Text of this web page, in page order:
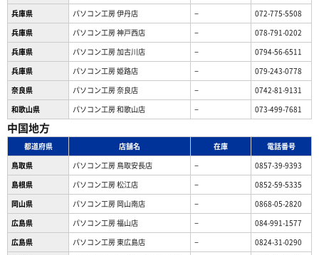
兵庫県
パソコン工房 伊丹店 −
072-775-5508
兵庫県
パソコン工房 神戸西店 −
078-791-0202
兵庫県
パソコン工房 加古川店 −
0794-56-6511
兵庫県
パソコン工房 姫路店 −
079-243-0778
奈良県
パソコン工房 奈良店 −
0742-81-9131
和歌山県
パソコン工房 和歌山店 − 073-499-7681
中国地方
都道府県 店舗名 在庫
電話番号
鳥取県
パソコン工房 鳥取安長店 −
0857-39-9393
島根県
パソコン工房 松江店 −
0852-59-5335
岡山県
パソコン工房 岡山南店 −
0868-05-2820
広島県
パソコン工房 福山店 −
084-991-1577
広島県
パソコン工房 東広島店 −
0824-31-0290